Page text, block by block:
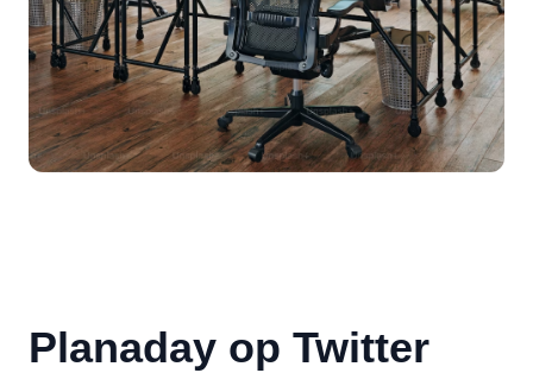
Planaday op Twitter